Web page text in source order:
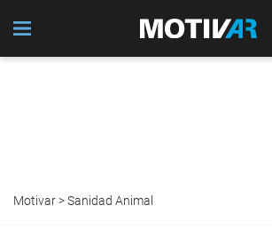
Motivar>Sanidad Animal